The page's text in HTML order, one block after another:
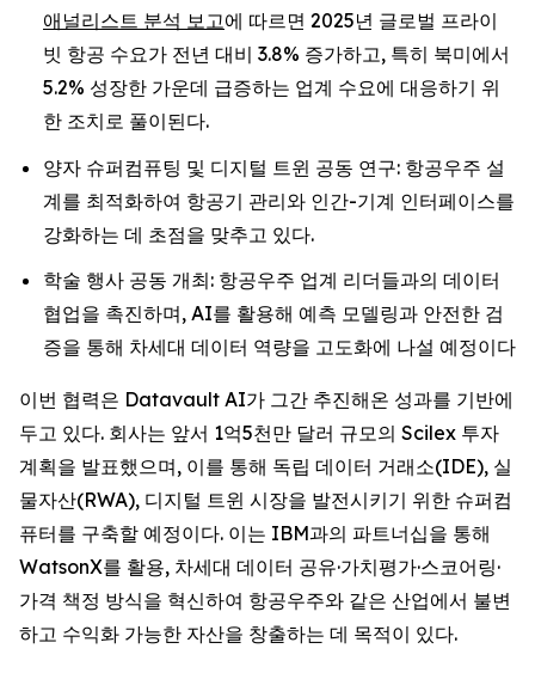
애널리스트 분석 보고에 따르면 2025년 글로벌 프라이
빗 항공 수요가 전년 대비 3.8% 증가하고, 특히 북미에서
5.2% 성장한 가운데 급증하는 업계 수요에 대응하기 위
한 조치로 풀이된다.
양자 슈퍼컴퓨팅 및 디지털 트윈 공동 연구: 항공우주 설
계를 최적화하여 항공기 관리와 인간-기계 인터페이스를
강화하는 데 초점을 맞추고 있다.
학술 행사 공동 개최: 항공우주 업계 리더들과의 데이터
협업을 촉진하며, AI를 활용해 예측 모델링과 안전한 검
증을 통해 차세대 데이터 역량을 고도화에 나설 예정이다
이번 협력은 Datavault AI가 그간 추진해온 성과를 기반에
두고 있다. 회사는 앞서 1억5천만 달러 규모의 Scilex 투자
계획을 발표했으며, 이를 통해 독립 데이터 거래소(IDE), 실
물자산(RWA), 디지털 트윈 시장을 발전시키기 위한 슈퍼컴
퓨터를 구축할 예정이다. 이는 IBM과의 파트너십을 통해
WatsonX를 활용, 차세대 데이터 공유·가치평가·스코어링·
가격 책정 방식을 혁신하여 항공우주와 같은 산업에서 불변
하고 수익화 가능한 자산을 창출하는 데 목적이 있다.